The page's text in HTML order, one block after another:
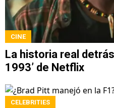
CINE
La historia real
1993’ de Netflix
CELEBRITIES